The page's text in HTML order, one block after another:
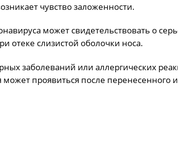
чувство заложенности.
может свидетельствовать о
отеке слизистой оболочки носа.
заболеваний или аллергических
проявиться после перенесенного